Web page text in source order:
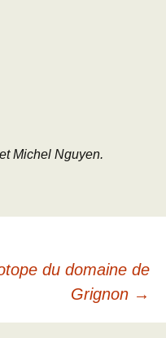
Michel Nguyen.
du domaine de
Grignon →